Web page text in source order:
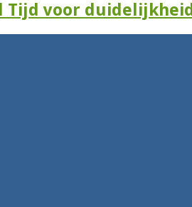
Tijd voor duidelijkheid